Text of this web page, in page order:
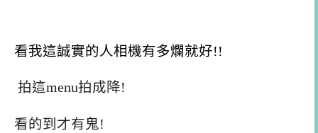
看我這誠實的人相機有多爛就好!!
拍這menu拍成降!
看的到才有鬼!